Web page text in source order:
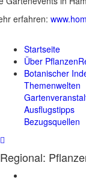
erfahren:
Startseite
Über
Botanischer
Themenwelten
Ausflugstipps
Bezugsquellen
Regional: